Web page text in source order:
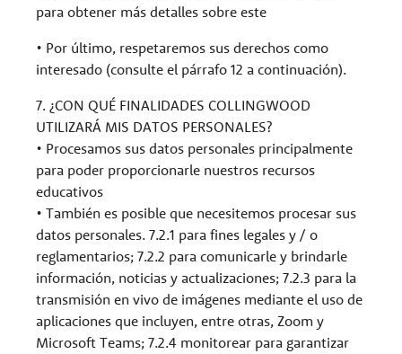
para obtener más detalles sobre este
• Por último, respetaremos sus derechos como
interesado (consulte el párrafo 12 a continuación).
7. ¿CON QUÉ FINALIDADES COLLINGWOOD
UTILIZARÁ MIS DATOS PERSONALES?
• Procesamos sus datos personales principalmente
para poder proporcionarle nuestros recursos
educativos
• También es posible que necesitemos procesar sus
datos personales. 7.2.1 para fines legales y / o
reglamentarios; 7.2.2 para comunicarle y brindarle
información, noticias y actualizaciones; 7.2.3 para la
transmisión en vivo de imágenes mediante el uso de
aplicaciones que incluyen, entre otras, Zoom y
Microsoft Teams; 7.2.4 monitorear para garantizar